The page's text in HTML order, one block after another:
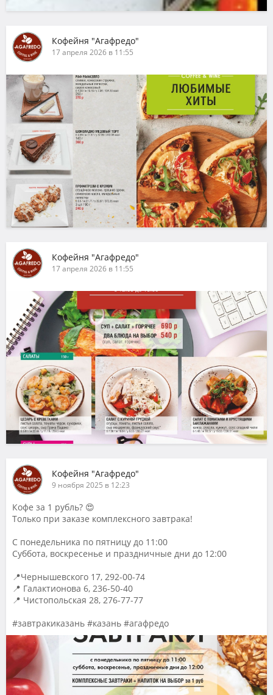
Кофейня "Агафредо"
17 апреля 2026 в 11:55
Кофейня "Агафредо"
17 апреля 2026 в 11:55
Кофейня "Агафредо"
9 ноября 2025 в 12:23
Кофе за 1 рубль? 😍
Только при заказе комплексного завтрака!
С понедельника по пятницу до 11:00
Суббота, воскресенье и праздничные дни до 12:00
📍Чернышевского 17, 292-00-74
📍 Галактионова 6, 236-50-40
📍 Чистопольская 28, 276-77-77
#завтракиказань #казань #агафредо